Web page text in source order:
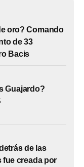
oro? Comando
de 33
Bacis
Guajardo?
de las
fue creada por